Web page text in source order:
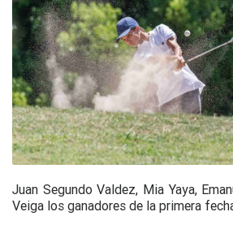
Juan Segundo Valdez, Mia Yaya,
Veiga los ganadores de la primera